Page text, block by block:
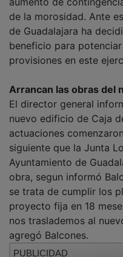
de la morosidad. Ante
de Guadalajara ha
beneficio para
provisiones en este
El director general
nuevo edificio de Caja
actuaciones
siguiente que la Junta
Ayuntamiento de
obra, segun informó
se trata de cumplir los
proyecto fija en 18
nos traslademos al
agregó Balcones.
PUBLICIDAD